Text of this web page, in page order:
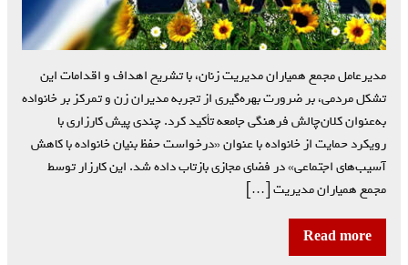
مدیرعامل مجمع همیاران مدیریت زنان، با تشریح اهداف و اقدامات این
تشکل مردمی، بر ضرورت بهره‌گیری از تجربه مدیران زن و تمرکز بر خانواده
به‌عنوان کلان‌چالش فرهنگی جامعه تأکید کرد. چندی پیش کارزاری با
رویکرد حمایت از خانواده با عنوان «درخواست حفظ بنیان خانواده با کاهش
آسیب‌های اجتماعی» در فضای مجازی بازتاب داده شد. این کارزار توسط
مجمع همیاران مدیریت […]
Read more